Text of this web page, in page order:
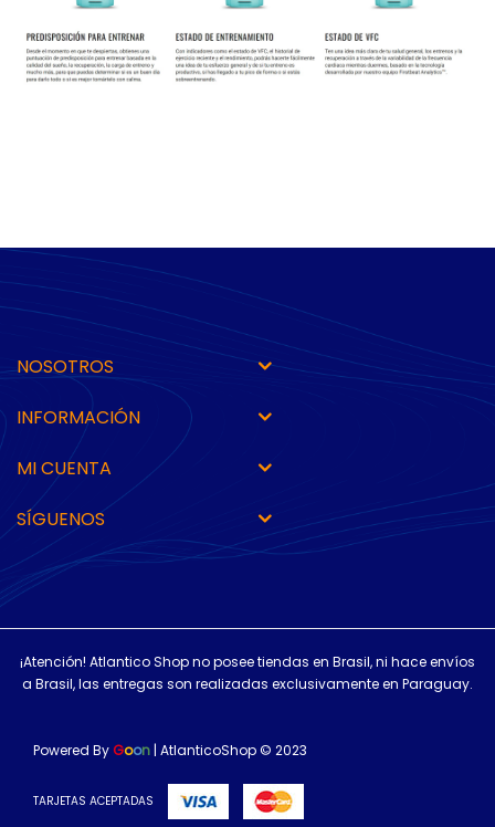
NOSOTROS
INFORMACIÓN
MI CUENTA
SÍGUENOS
¡Atención! Atlantico Shop no posee tiendas en Brasil, ni hace envíos
a Brasil, las entregas son realizadas exclusivamente en Paraguay.
Powered By Goon | AtlanticoShop © 2023
TARJETAS ACEPTADAS